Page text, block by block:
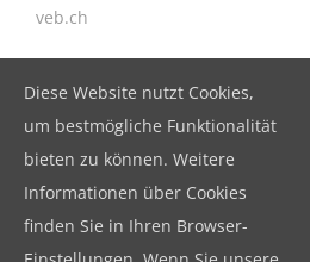
veb.ch
KONTAKT
BeBuFina GmbH
Birkenstrasse 47, CH-6343 Rotkreuz
T. +41 41 799 79 19
Diese Website nutzt Cookies,
um bestmögliche Funktionalität
bieten zu können. Weitere
Informationen über Cookies
finden Sie in Ihren Browser-